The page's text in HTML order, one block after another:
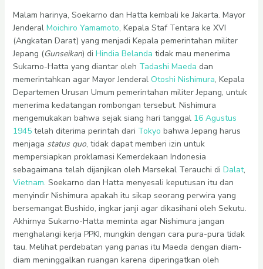
Malam harinya, Soekarno dan Hatta kembali ke Jakarta. Mayor
Jenderal Moichiro Yamamoto, Kepala Staf Tentara ke XVI
(Angkatan Darat) yang menjadi Kepala pemerintahan militer
Jepang (Gunseikan) di Hindia Belanda tidak mau menerima
Sukarno-Hatta yang diantar oleh Tadashi Maeda dan
memerintahkan agar Mayor Jenderal Otoshi Nishimura, Kepala
Departemen Urusan Umum pemerintahan militer Jepang, untuk
menerima kedatangan rombongan tersebut. Nishimura
mengemukakan bahwa sejak siang hari tanggal 16 Agustus
1945telah diterima perintah dari Tokyo bahwa Jepang harus
menjaga status quo, tidak dapat memberi izin untuk
mempersiapkan proklamasi Kemerdekaan Indonesia
sebagaimana telah dijanjikan oleh Marsekal Terauchi di Dalat,
Vietnam. Soekarno dan Hatta menyesali keputusan itu dan
menyindir Nishimura apakah itu sikap seorang perwira yang
bersemangat Bushido, ingkar janji agar dikasihani oleh Sekutu.
Akhirnya Sukarno-Hatta meminta agar Nishimura jangan
menghalangi kerja PPKI, mungkin dengan cara pura-pura tidak
tau. Melihat perdebatan yang panas itu Maeda dengan diam-
diam meninggalkan ruangan karena diperingatkan oleh